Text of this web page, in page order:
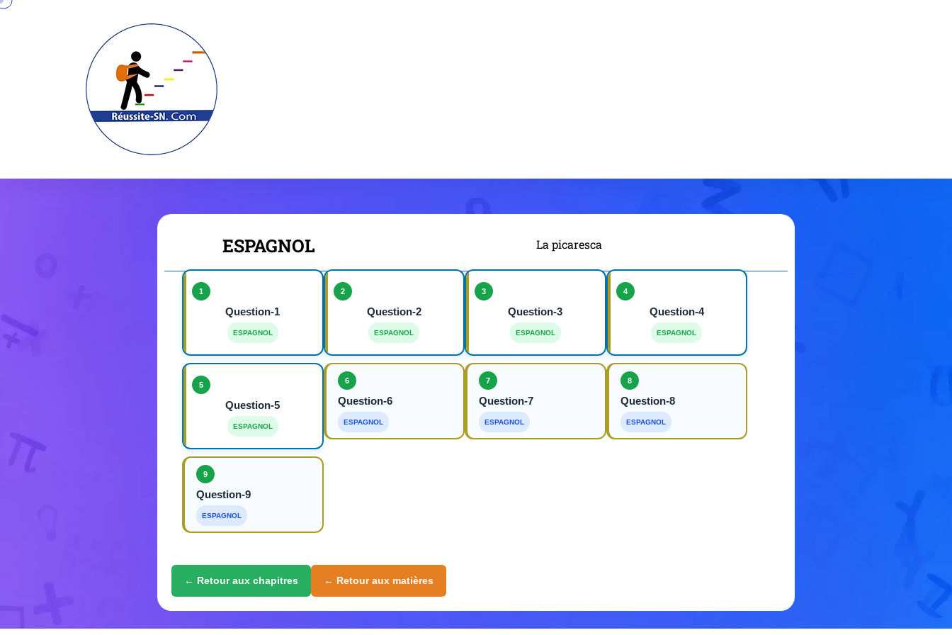
ESPAGNOL La picaresca
1
Question-1
ESPAGNOL
2
Question-2
ESPAGNOL
3
Question-3
ESPAGNOL
4
Question-4
ESPAGNOL
5
Question-5
ESPAGNOL
6
Question-6
ESPAGNOL
7
Question-7
ESPAGNOL
8
Question-8
ESPAGNOL
9
Question-9
ESPAGNOL
← Retour aux chapitres ← Retour aux matières